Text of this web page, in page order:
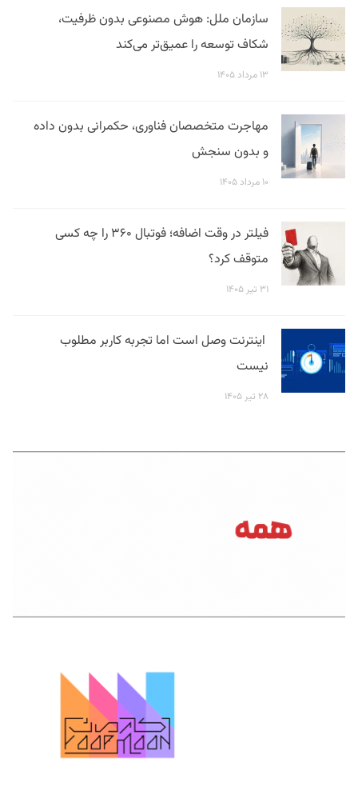
سازمان ملل: هوش مصنوعی بدون ظرفیت،
شکاف توسعه را عمیق‌تر می‌کند
۱۳ مرداد ۱۴۰۵
مهاجرت متخصصان فناوری، حکمرانی بدون داده
و بدون سنجش
۱۰ مرداد ۱۴۰۵
فیلتر در وقت اضافه؛ فوتبال ۳۶۰ را چه کسی
متوقف کرد؟
۳۱ تیر ۱۴۰۵
اینترنت وصل است اما تجربه کاربر مطلوب
نیست
۲۸ تیر ۱۴۰۵